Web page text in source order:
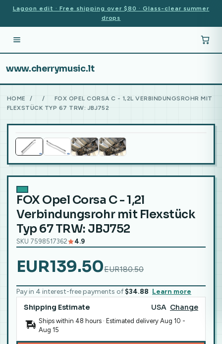
Lagoon edit · Free shipping over $80 · Glass-clear summer
drops
www.cherrymusic.lt
HOME / /
FOX OPEL CORSA C - 1,2L VERBINDUNGSROHR MIT
FLEXSTÜCK TYP 67 TRW: JBJ752
FOX Opel Corsa C - 1,2l
Verbindungsrohr mit Flexstück
Typ 67 TRW: JBJ752
SKU 7598517362 4.9
EUR139.50EUR180.50
Pay in 4 interest-free payments of $34.88 Learn more
Shipping Estimate USA Change
Ships within 48 hours · Estimated delivery Aug 10 -
Aug 15